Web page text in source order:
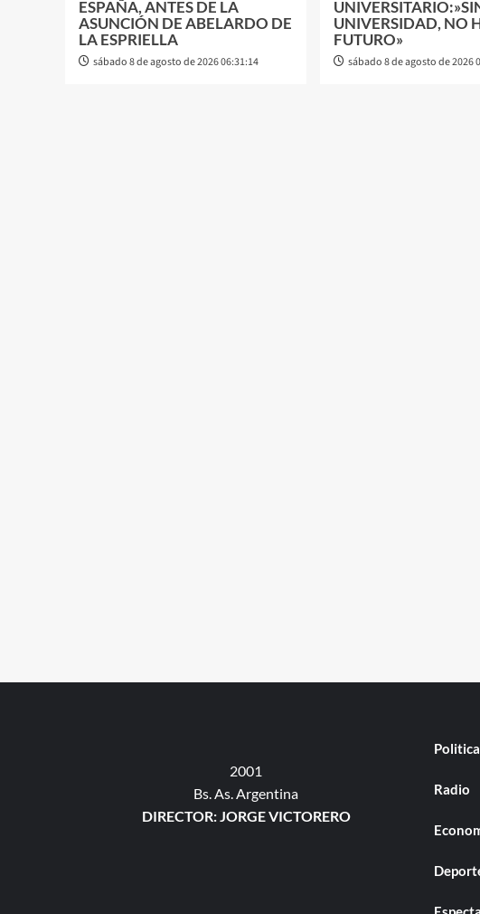
ESPAÑA, ANTES DE LA
ASUNCIÓN DE ABELARDO DE
LA ESPRIELLA
sábado 8 de agosto de 2026 06:31:14
UNIVERSIDAD, NO
FUTURO»
sábado 8 de agosto de 2026
2001
Bs. As. Argentina
DIRECTOR: JORGE VICTORERO
Politica
Radio